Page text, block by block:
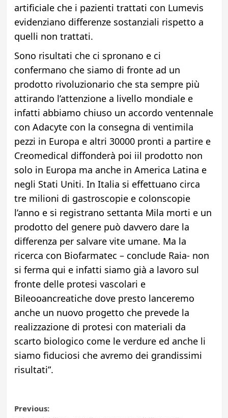
artificiale che i pazienti trattati con Lumevis
evidenziano differenze sostanziali rispetto a
quelli non trattati.
Sono risultati che ci spronano e ci
confermano che siamo di fronte ad un
prodotto rivoluzionario che sta sempre più
attirando l’attenzione a livello mondiale e
infatti abbiamo chiuso un accordo ventennale
con Adacyte con la consegna di ventimila
pezzi in Europa e altri 30000 pronti a partire e
Creomedical diffonderà poi iil prodotto non
solo in Europa ma anche in America Latina e
negli Stati Uniti. In Italia si effettuano circa
tre milioni di gastroscopie e colonscopie
l’anno e si registrano settanta Mila morti e un
prodotto del genere può davvero dare la
differenza per salvare vite umane. Ma la
ricerca con Biofarmatec – conclude Raia- non
si ferma qui e infatti siamo già a lavoro sul
fronte delle protesi vascolari e
Bileooancreatiche dove presto lanceremo
anche un nuovo progetto che prevede la
realizzazione di protesi con materiali da
scarto biologico come le verdure ed anche li
siamo fiduciosi che avremo dei grandissimi
risultati”.
Post
Previous: